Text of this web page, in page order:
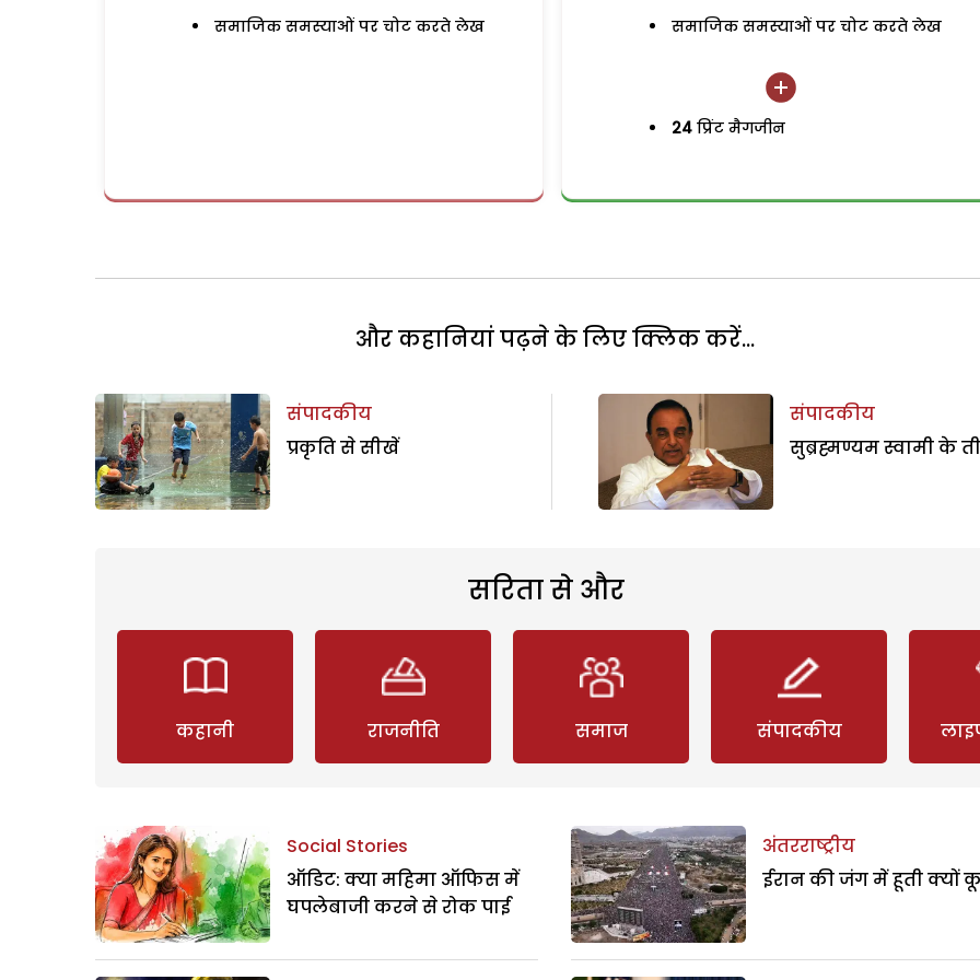
समाजिक समस्याओं पर चोट करते लेख समाजिक समस्याओं पर चोट करते लेख
24 प्रिंट मैगजीन
और कहानियां पढ़ने के लिए क्लिक करें...
संपादकीय
प्रकृति से सीखें
संपादकीय
सुब्रह्मण्यम स्वामी के
सरिता से और
कहानी राजनीति समाज संपादकीय
Social Stories
ऑडिट: क्या महिमा ऑफिस में
घपलेबाजी करने से रोक पाई
अंतरराष्ट्रीय
ईरान की जंग में हूती क्यों